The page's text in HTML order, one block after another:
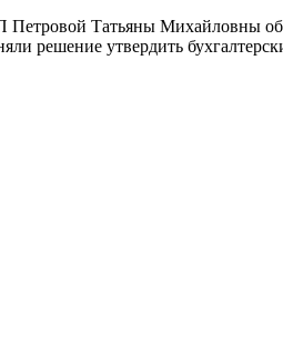
Татьяны Михайловны
решение утвердить